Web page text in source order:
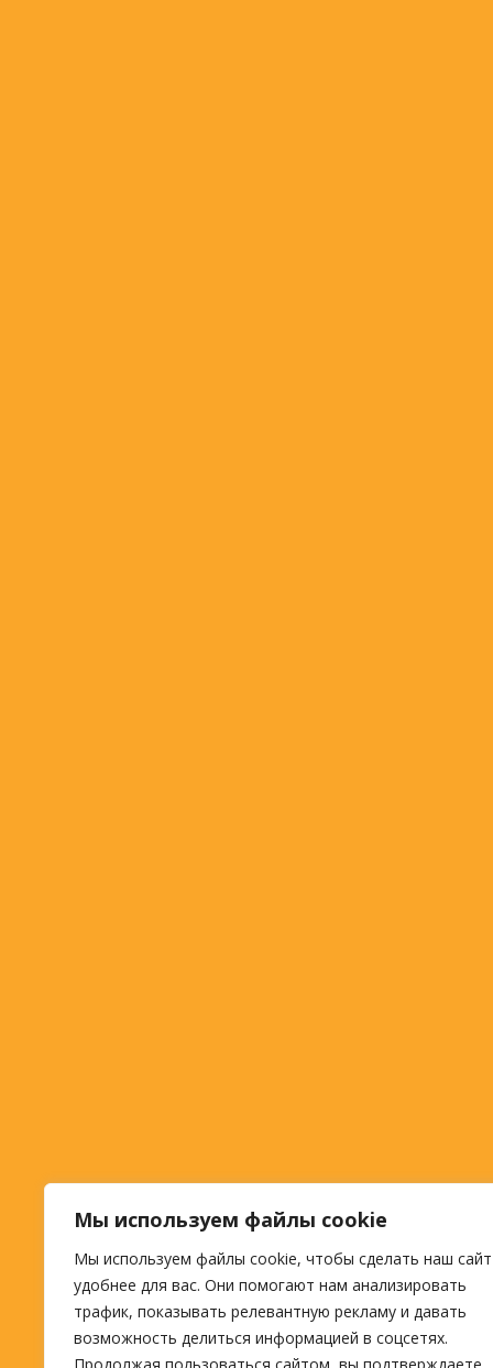
Мы используем файлы cookie
Мы используем файлы cookie, чтобы сделать наш сайт
удобнее для вас. Они помогают нам анализировать
трафик, показывать релевантную рекламу и давать
возможность делиться информацией в соцсетях.